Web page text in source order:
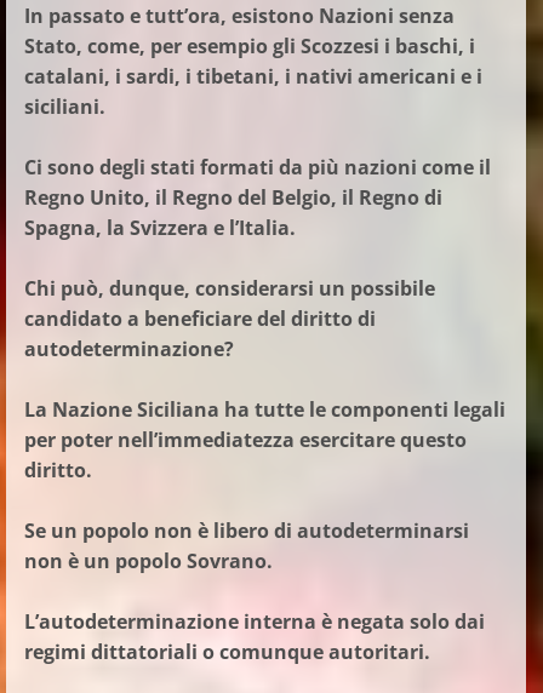
In passato e tutt’ora, esistono Nazioni senza
Stato, come, per esempio gli Scozzesi i baschi, i
catalani, i sardi, i tibetani, i nativi americani e i
siciliani.
Ci sono degli stati formati da più nazioni come il
Regno Unito, il Regno del Belgio, il Regno di
Spagna, la Svizzera e l’Italia.
Chi può, dunque, considerarsi un possibile
candidato a beneficiare del diritto di
autodeterminazione?
La Nazione Siciliana ha tutte le componenti legali
per poter nell’immediatezza esercitare questo
diritto.
Se un popolo non è libero di autodeterminarsi
non è un popolo Sovrano.
L’autodeterminazione interna è negata solo dai
regimi dittatoriali o comunque autoritari.